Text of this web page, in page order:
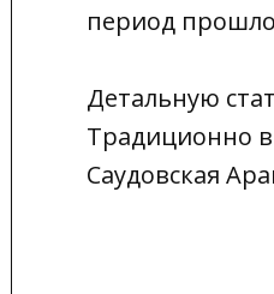
период
Детальную
Традиционно в
Саудовская